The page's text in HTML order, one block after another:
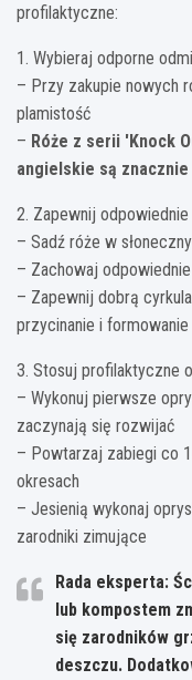
profilaktyczne:
1. Wybieraj odporne
– Przy zakupie nowych
plamistość
– Róże z serii 'Knock
angielskie są
2. Zapewnij odpowiednie
– Sadź róże w
– Zachowaj
– Zapewnij dobrą
przycinanie i
3. Stosuj profilaktyczne
– Wykonuj pierwsze
zaczynają się rozwijać
– Powtarzaj zabiegi co
okresach
– Jesienią wykonaj
zarodniki zimujące
Rada eksperta:
lub kompostem
się zarodników
deszczu.